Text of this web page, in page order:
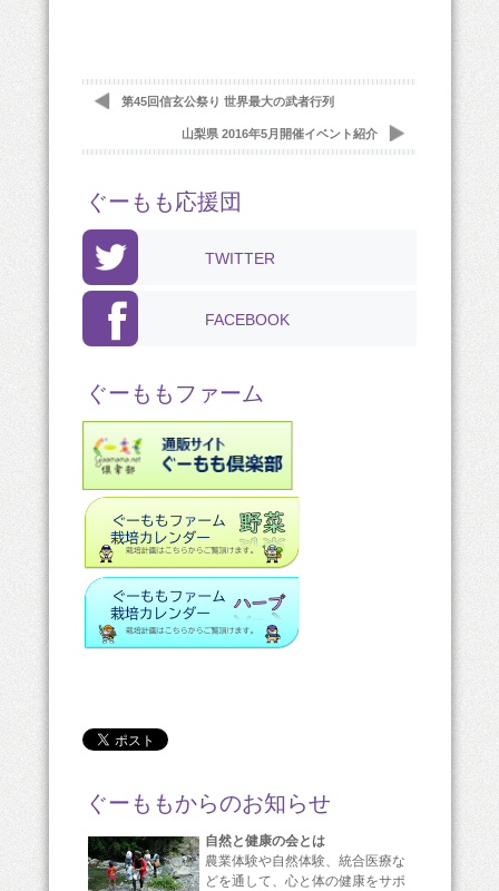
第45回信玄公祭り 世界最大の武者行列
山梨県 2016年5月開催イベント紹介
ぐーもも応援団
TWITTER
FACEBOOK
ぐーももファーム
ぐーももからのお知らせ
自然と健康の会とは
農業体験や自然体験、統合医療な
どを通して、心と体の健康をサポ